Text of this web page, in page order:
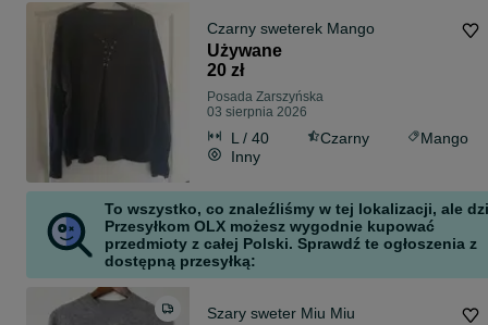
Czarny sweterek Mango
Używane
20 zł
Posada Zarszyńska
03 sierpnia 2026
L / 40 Czarny
Mango
Inny
To wszystko, co znaleźliśmy w tej lokalizacji, ale
Przesyłkom OLX możesz wygodnie kupować
przedmioty z całej Polski. Sprawdź te ogłoszenia z
dostępną przesyłką:
Szary sweter Miu Miu